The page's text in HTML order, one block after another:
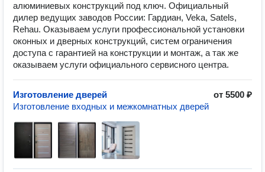
алюминиевых конструкций под ключ. Официальный
дилер ведущих заводов России: Гардиан, Veka, Satels,
Rehau. Оказываем услуги профессиональной установки
оконных и дверных конструкций, систем ограничения
доступа с гарантией на конструкции и монтаж, а так же
оказываем услуги официального сервисного центра.
Изготовление дверей
от 5500 ₽
Изготовление входных и межкомнатных дверей